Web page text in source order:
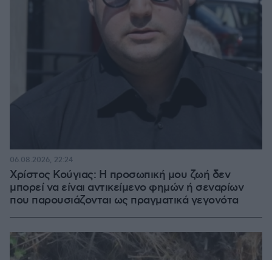
Χρίστος Κούγιας: Η προσωπική μου ζωή δεν
μπορεί να είναι αντικείμενο φημών ή σεναρίων
που παρουσιάζονται ως πραγματικά γεγονότα
06.08.2026, 22:24